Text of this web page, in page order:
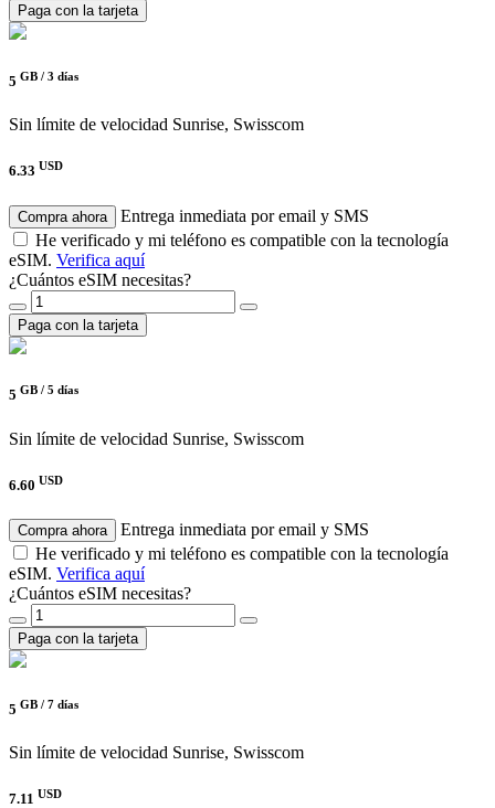
Paga con la tarjeta
5 GB / 3 días
Sin límite de velocidad Sunrise, Swisscom
6.33 USD
Compra ahora
Entrega inmediata por email y SMS
He verificado y mi teléfono es compatible con la tecnología
eSIM. Verifica aquí
¿Cuántos eSIM necesitas?
Paga con la tarjeta
5 GB / 5 días
Sin límite de velocidad Sunrise, Swisscom
6.60 USD
Compra ahora
Entrega inmediata por email y SMS
He verificado y mi teléfono es compatible con la tecnología
eSIM. Verifica aquí
¿Cuántos eSIM necesitas?
Paga con la tarjeta
5 GB / 7 días
Sin límite de velocidad Sunrise, Swisscom
7.11 USD